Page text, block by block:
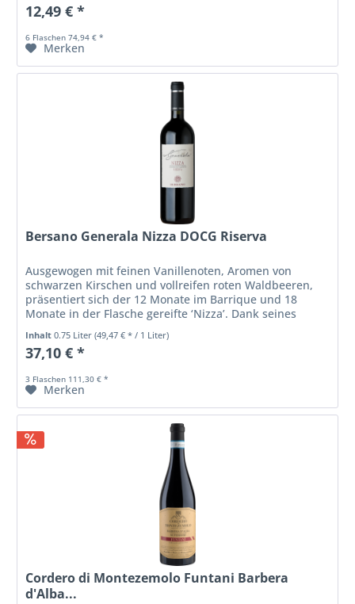
12,49 € *
6 Flaschen 74,94 € *
Merken
Bersano Generala Nizza DOCG Riserva
Ausgewogen mit feinen Vanillenoten, Aromen von
schwarzen Kirschen und vollreifen roten Waldbeeren,
präsentiert sich der 12 Monate im Barrique und 18
Monate in der Flasche gereifte ‘Nizza’. Dank seines
exklusiven Terroirs ein...
Inhalt0.75 Liter(49,47 € * / 1 Liter)
37,10 € *
3 Flaschen 111,30 € *
Merken
Cordero di Montezemolo Funtani Barbera
d'Alba...